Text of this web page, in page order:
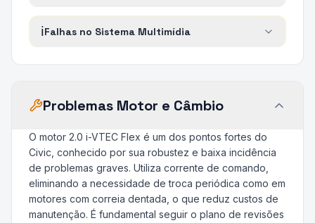
ℹ️Falhas no Sistema Multimídia
Problemas Motor e Câmbio
O motor 2.0 i-VTEC Flex é um dos pontos fortes do
Civic, conhecido por sua robustez e baixa incidência
de problemas graves. Utiliza corrente de comando,
eliminando a necessidade de troca periódica como em
motores com correia dentada, o que reduz custos de
manutenção. É fundamental seguir o plano de revisões